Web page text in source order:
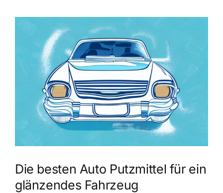
Zeige
grösseres
Die besten Auto Putzmittel für ein
glänzendes Fahrzeug